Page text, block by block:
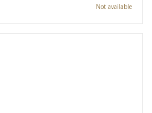
Not available